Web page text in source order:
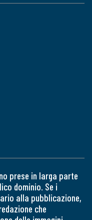
prese in larga parte
dominio. Se i
alla pubblicazione,
che